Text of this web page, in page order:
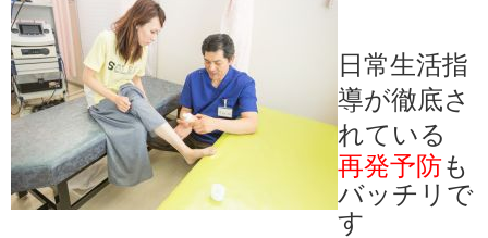
日常生活指
導が徹底さ
れている
再発予防も
バッチリで
す